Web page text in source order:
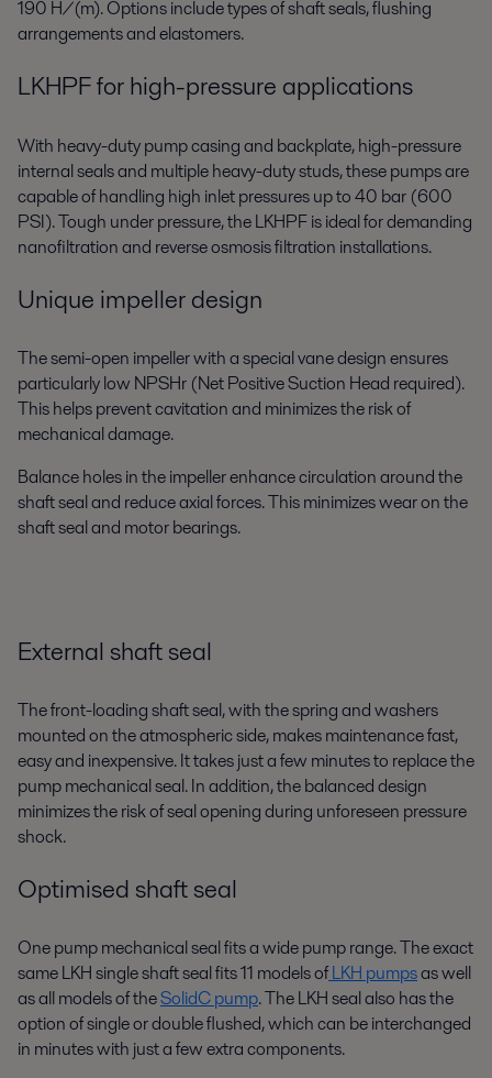
190 H/(m). Options include types of shaft seals, flushing
arrangements and elastomers.
LKHPF for high-pressure applications
With heavy-duty pump casing and backplate, high-pressure
internal seals and multiple heavy-duty studs, these pumps are
capable of handling high inlet pressures up to 40 bar (600
PSI). Tough under pressure, the LKHPF is ideal for demanding
nanofiltration and reverse osmosis filtration installations.
Unique impeller design
The semi-open impeller with a special vane design ensures
particularly low NPSHr (Net Positive Suction Head required).
This helps prevent cavitation and minimizes the risk of
mechanical damage.
Balance holes in the impeller enhance circulation around the
shaft seal and reduce axial forces. This minimizes wear on the
shaft seal and motor bearings.
External shaft seal
The front-loading shaft seal, with the spring and washers
mounted on the atmospheric side, makes maintenance fast,
easy and inexpensive. It takes just a few minutes to replace the
pump mechanical seal. In addition, the balanced design
minimizes the risk of seal opening during unforeseen pressure
shock.
Optimised shaft seal
One pump mechanical seal fits a wide pump range. The exact
same LKH single shaft seal fits 11 models ofLKH pumpsas well
as all models of theSolidC pump. The LKH seal also has the
option of single or double flushed, which can be interchanged
in minutes with just a few extra components.